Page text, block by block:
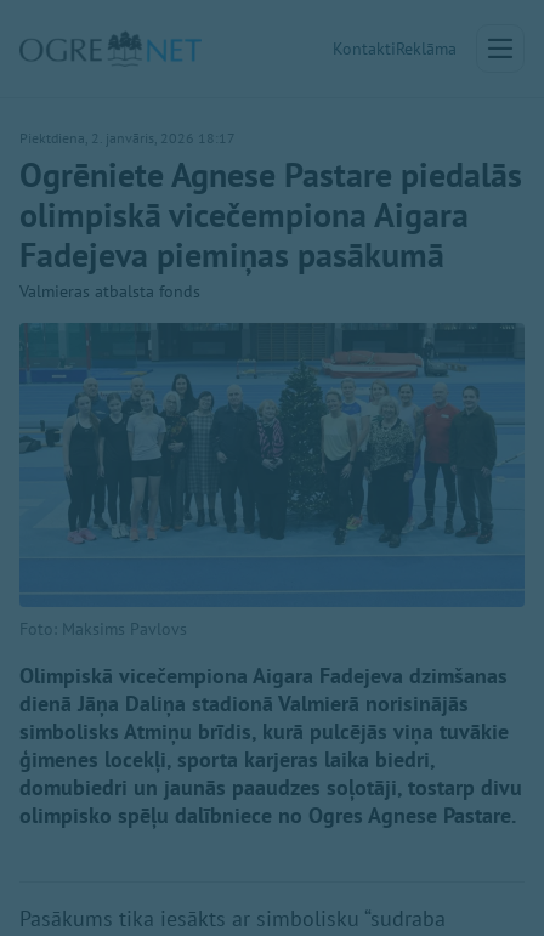
KontaktiReklāma
Piektdiena, 2. janvāris, 2026 18:17
Ogrēniete Agnese Pastare piedalās
olimpiskā vicečempiona Aigara
Fadejeva piemiņas pasākumā
Valmieras atbalsta fonds
Foto: Maksims Pavlovs
Olimpiskā vicečempiona Aigara Fadejeva dzimšanas
dienā Jāņa Daliņa stadionā Valmierā norisinājās
simbolisks Atmiņu brīdis, kurā pulcējās viņa tuvākie
ģimenes locekļi, sporta karjeras laika biedri,
domubiedri un jaunās paaudzes soļotāji, tostarp divu
olimpisko spēļu dalībniece no Ogres Agnese Pastare.
Pasākums tika iesākts ar simbolisku “sudraba